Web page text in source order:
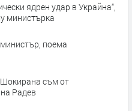
ядрен удар в Украйна“,
министърка
поема
съм от
Радев